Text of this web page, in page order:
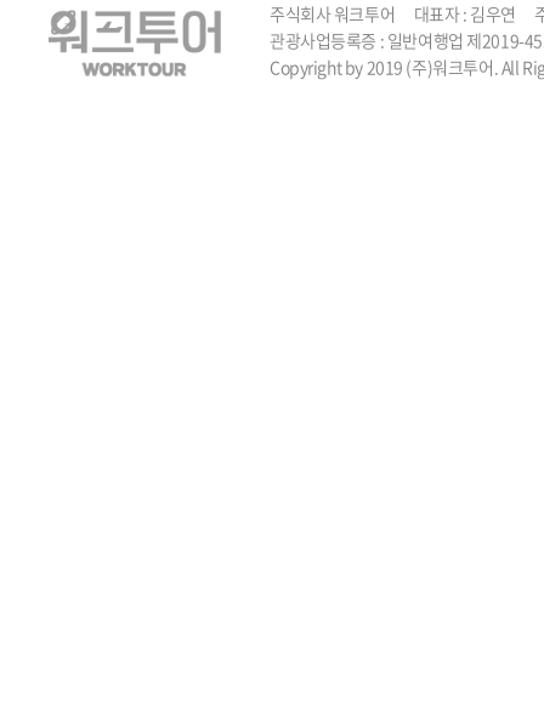
주식회사 워크투어 대표자 : 김우연
관광사업등록증 : 일반여행업 제
Copyright by 2019 (주)워크투어. All